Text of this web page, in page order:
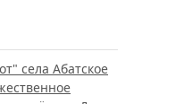
села Абатское